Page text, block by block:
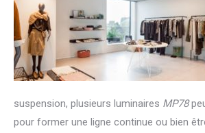
suspension, plusieurs luminaires MP78
pour former une ligne continue ou bien